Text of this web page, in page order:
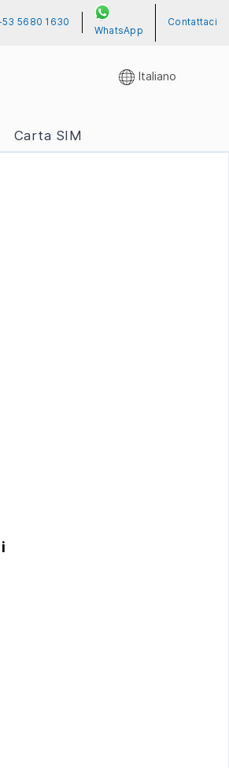
5680 1630
WhatsApp
Contattaci
Italiano
Carta SIM